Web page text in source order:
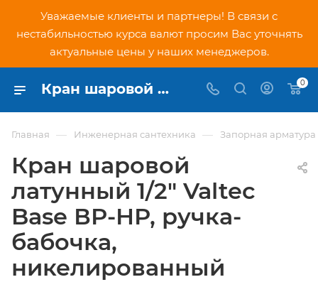
Уважаемые клиенты и партнеры! В связи с
нестабильностью курса валют просим Вас уточнять
актуальные цены у наших менеджеров.
Кран шаровой латунный 1/2" Valtec Base ВР-НР, ручка-бабочка, никелированный (VT.218.N.04) - купить по низкой цене в Москве, интернет-магазин PNDtech.ru 0
Главная — Инженерная сантехника — Запорная арматура
Кран шаровой
латунный 1/2" Valtec
Base ВР-НР, ручка-
бабочка,
никелированный